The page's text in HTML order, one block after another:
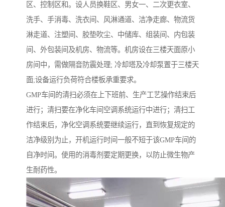
区、控制区和。设人员换鞋区、男女一、二次更衣室、
洗手、手消毒、洗衣间、风淋通道、洁净走廊、物流货
淋走道、注塑间、胶垫吹尘、中储库、组装间、内包装
间、外包装间及机房、物流等。机房设在三楼天面原小
房间中，需做隔音防震处理; 冷却塔及冷却泵置于三楼天
面;设备运行负荷符合楼板承重要求。
GMP车间的清扫必须在上下班前、生产工艺操作结束后
进行；清扫要在净化车间空调系统运行中进行；清扫工
作结束后，净化空调系统要继续运行，直到恢复规定的
洁净级别为止，开机运行时间一般不短于该GMP车间的
自净时间。使用的消毒剂要定期更换，以防止微生物产
生耐药性。